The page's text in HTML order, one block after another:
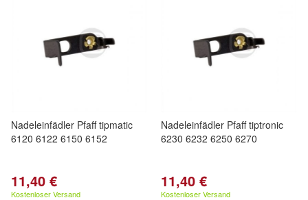
Nadeleinfädler Pfaff tipmatic
6120 6122 6150 6152
11,40 €
Kostenloser Versand
Nadeleinfädler Pfaff tiptronic
6230 6232 6250 6270
11,40 €
Kostenloser Versand